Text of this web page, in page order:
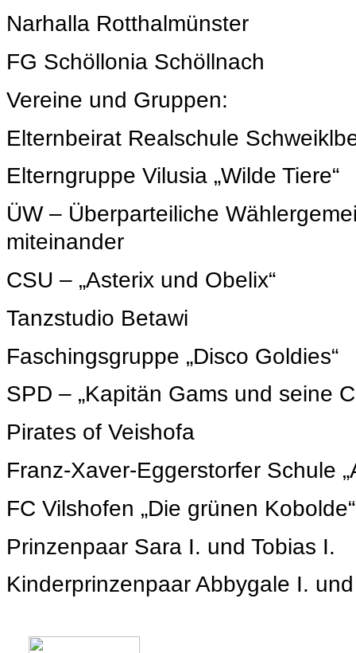
Narhalla Rotthalmünster
FG Schöllonia Schöllnach
Vereine und Gruppen:
Elternbeirat Realschule
Elterngruppe Vilusia „Wilde Tiere“
ÜW – Überparteiliche
miteinander
CSU – „Asterix und Obelix“
Tanzstudio Betawi
Faschingsgruppe „Disco Goldies“
SPD – „Kapitän Gams und seine
Pirates of Veishofa
Franz-Xaver-Eggerstorfer Schule
FC Vilshofen „Die grünen Kobolde“
Prinzenpaar Sara I. und Tobias I.
Kinderprinzenpaar Abbygale I.